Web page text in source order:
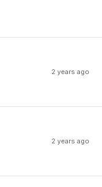
2 years ago
2 years ago